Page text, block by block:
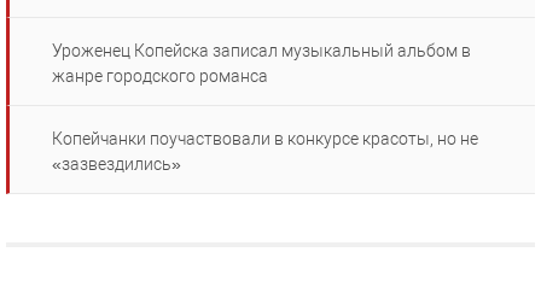
Уроженец Копейска записал музыкальный альбом в
жанре городского романса
Копейчанки поучаствовали в конкурсе красоты, но не
«зазвездились»